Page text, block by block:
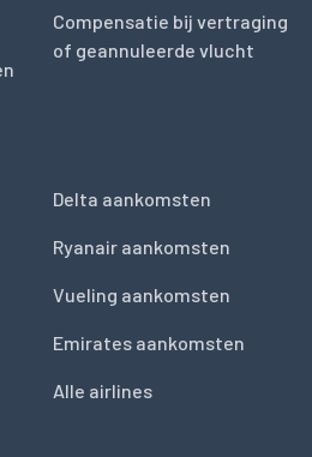
Compensatie bij vertraging
of geannuleerde vlucht
Delta aankomsten
Ryanair aankomsten
Vueling aankomsten
Emirates aankomsten
Alle airlines